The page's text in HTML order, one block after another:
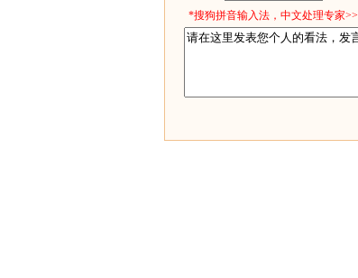
*搜狗拼音输入法，中文处理专家>>